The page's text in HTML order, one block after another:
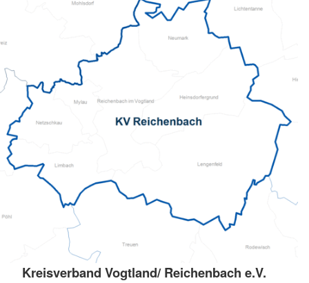
Kreisverband Vogtland/ Reichenbach e.V.